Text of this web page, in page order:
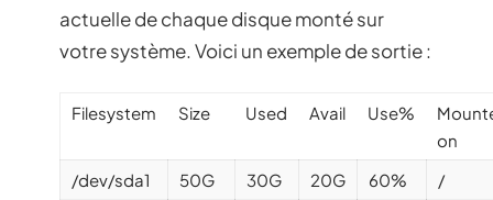
actuelle de chaque disque monté sur
votre système. Voici un exemple de sortie :
Filesystem Size Used Avail Use%
on
/dev/sda1
50G 30G 20G 60%
/